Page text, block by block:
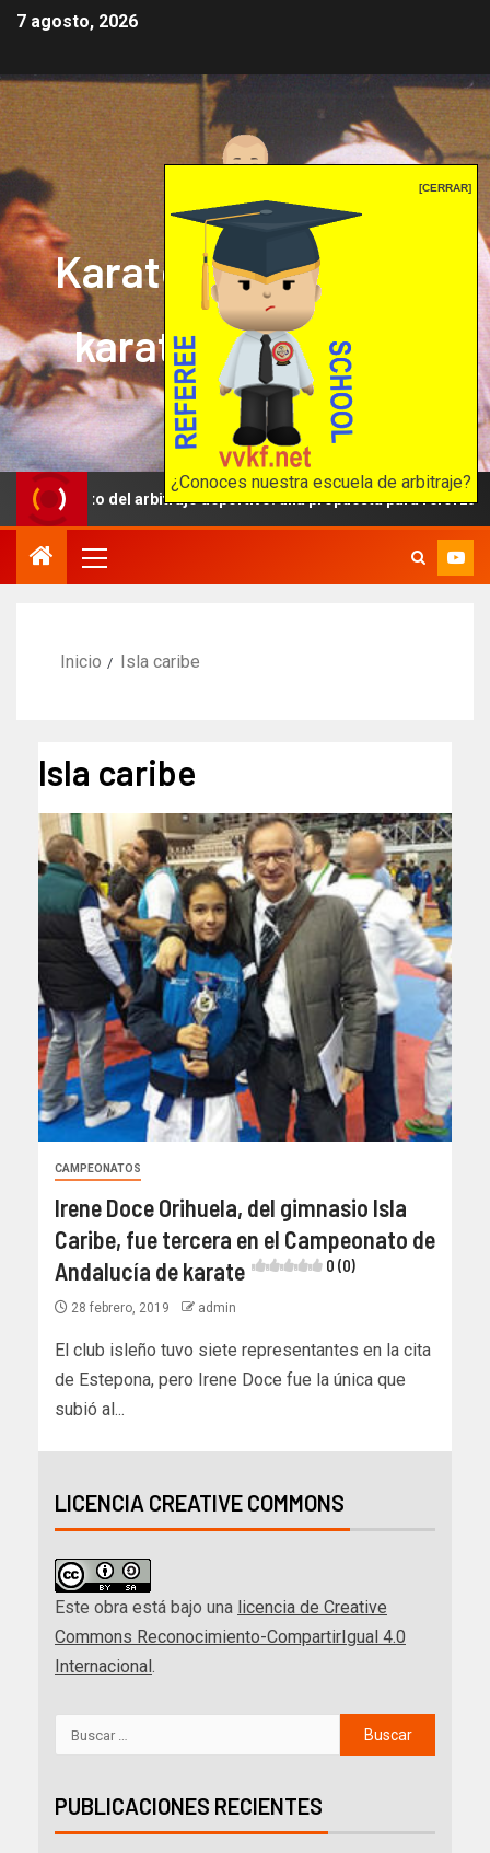
[CERRAR]
¿Conoces nuestra escuela de arbitraje?
7 agosto, 2026
Karate mrprepor: el
karate en internet
El karate en internet
del arbitraje deportivo: una propuesta para reforzar la
Inicio Isla caribe
Isla caribe
CAMPEONATOS
Irene Doce Orihuela, del gimnasio Isla
Caribe, fue tercera en el Campeonato de
Andalucía de karate
0 (0)
28 febrero, 2019 admin
El club isleño tuvo siete representantes en la cita
de Estepona, pero Irene Doce fue la única que
subió al...
LICENCIA CREATIVE COMMONS
Este obra está bajo una licencia de Creative
Commons Reconocimiento-CompartirIgual 4.0
Internacional .
PUBLICACIONES RECIENTES